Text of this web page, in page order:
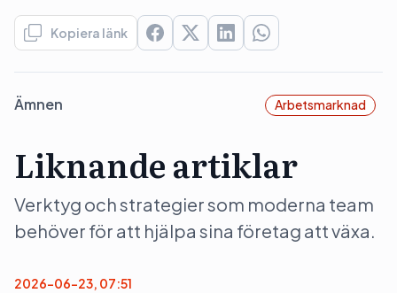
Kopiera länk
Ämnen Arbetsmarknad
Liknande artiklar
Verktyg och strategier som moderna team
behöver för att hjälpa sina företag att växa.
2026-06-23, 07:51